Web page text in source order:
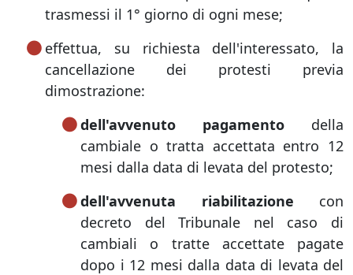
trasmessi il 1° giorno di ogni mese;
effettua, su richiesta dell'interessato, la
cancellazione dei protesti previa
dimostrazione:
dell'avvenuto pagamento della
cambiale o tratta accettata entro 12
mesi dalla data di levata del protesto;
dell'avvenuta riabilitazione con
decreto del Tribunale nel caso di
cambiali o tratte accettate pagate
dopo i 12 mesi dalla data di levata del